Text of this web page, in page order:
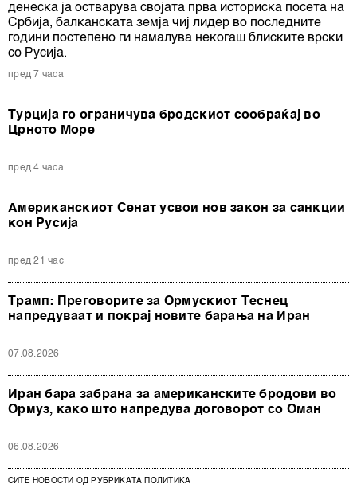
денеска ја остварува својата прва историска посета на
Србија, балканската земја чиј лидер во последните
години постепено ги намалува некогаш блиските врски
со Русија.
пред 7 часа
Турција го ограничува бродскиот сообраќај во
Црното Море
пред 4 часа
Американскиот Сенат усвои нов закон за санкции
кон Русија
пред 21 час
Трамп: Преговорите за Ормускиот Теснец
напредуваат и покрај новите барања на Иран
07.08.2026
Иран бара забрана за американските бродови во
Ормуз, како што напредува договорот со Оман
06.08.2026
СИТЕ НОВОСТИ ОД РУБРИКАТА ПОЛИТИКА